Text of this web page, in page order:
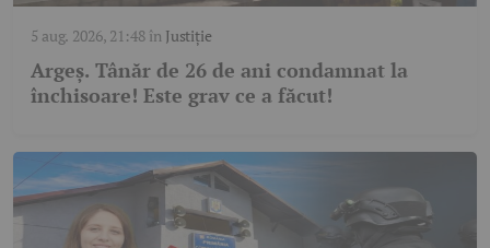
5 aug. 2026, 21:48în Justiție
Argeș. Tânăr de 26 de ani condamnat la
închisoare! Este grav ce a făcut!